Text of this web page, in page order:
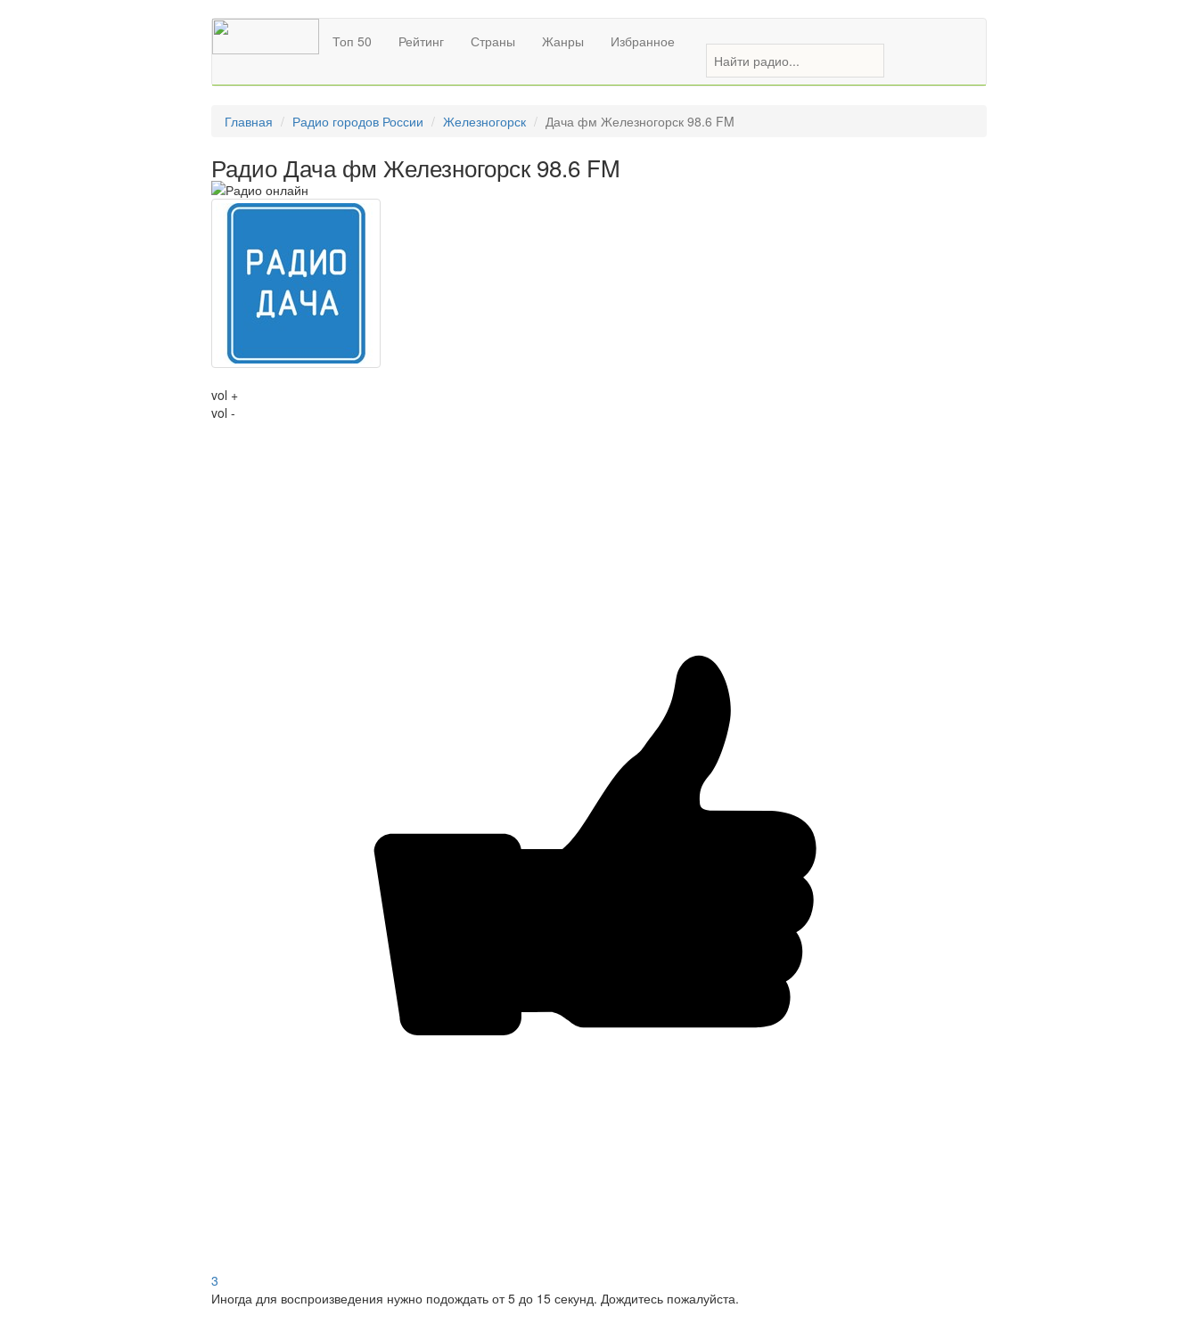
Топ 50 Рейтинг Страны Жанры Избранное
Главная Радио городов России Железногорск Дача фм Железногорск 98.6 FM
Радио Дача фм Железногорск 98.6 FM
vol +
vol -
3
Иногда для воспроизведения нужно подождать от 5 до 15 секунд. Дождитесь пожалуйста.